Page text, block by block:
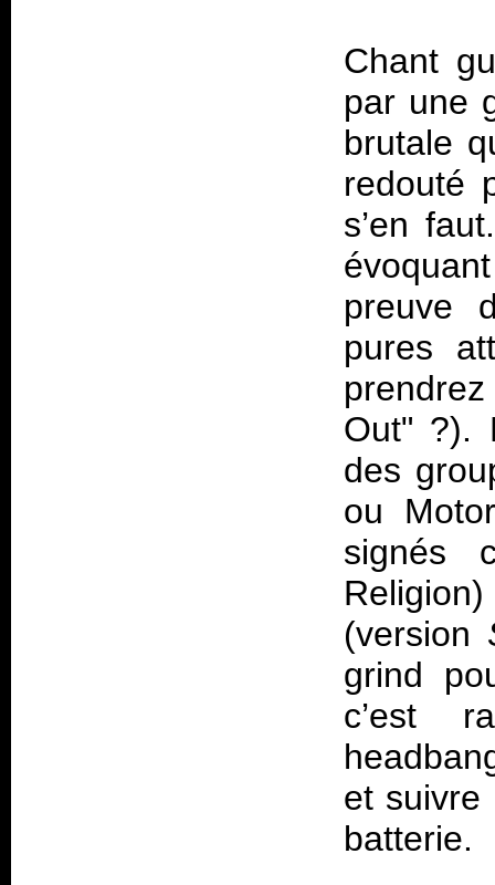
Chant
par une
brutale
redouté
s’en
preuve
pures
Out" ?).
des
ou
signés
(version
grind
c’est
et suivre
batterie.